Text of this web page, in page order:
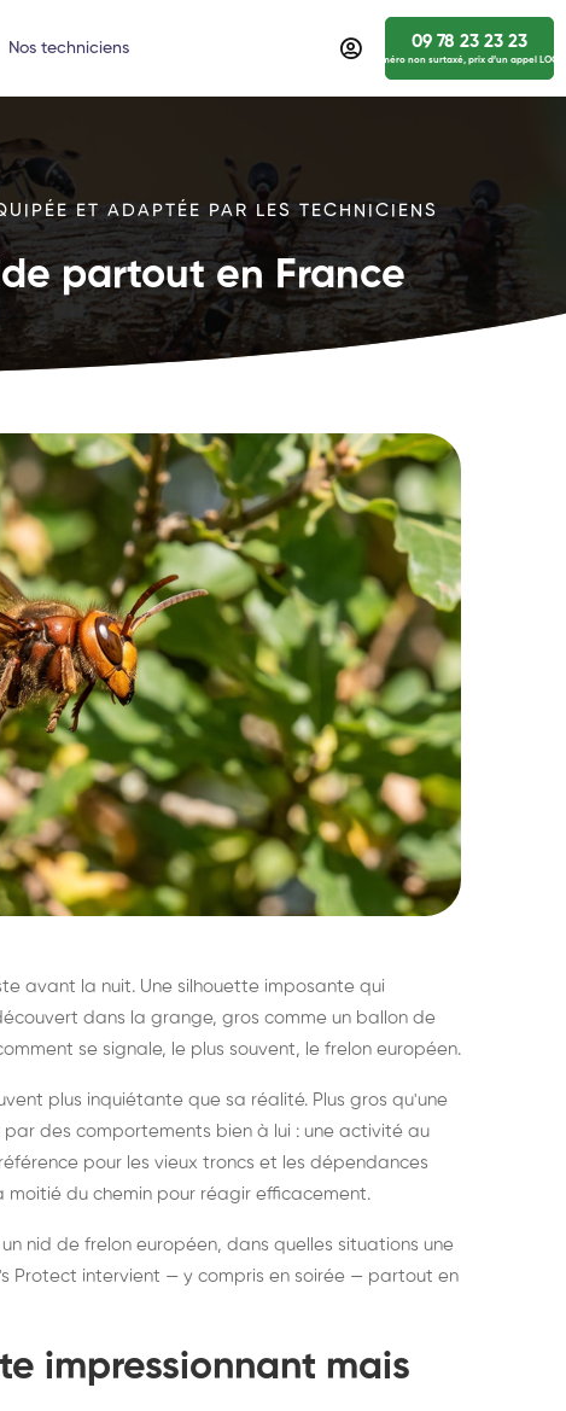
Nos techniciens 09 78 23 23 23
numéro non surtaxé, prix d’un appel
ET ADAPTÉE PAR LES TECHNICIENS
partout en France
: éliminer
rats et
souris, partout en France
avant la nuit. Une silhouette imposante qui
dans la grange, gros comme un ballon de
se signale, le plus souvent, le frelon européen.
plus inquiétante que sa réalité. Plus gros qu'une
des comportements bien à lui : une activité au
pour les vieux troncs et les dépendances
du chemin pour réagir efficacement.
nid de frelon européen, dans quelles situations une
Protect intervient — y compris en soirée — partout en
impressionnant mais